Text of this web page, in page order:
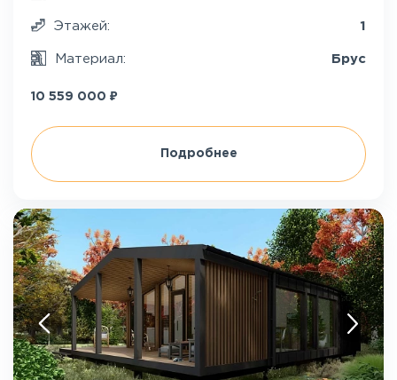
Этажей: 1
Материал: Брус
10 559 000 ₽
Подробнее